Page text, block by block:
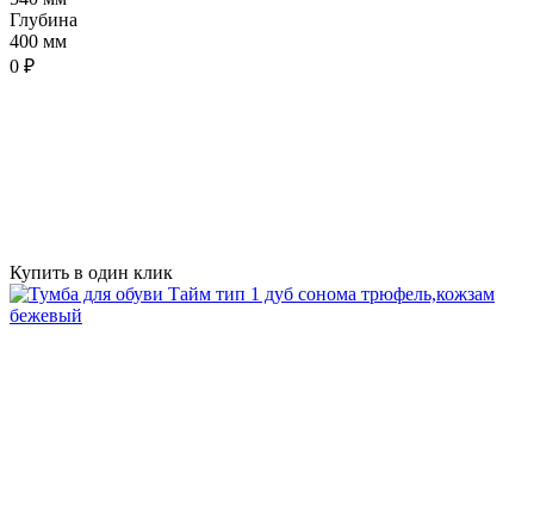
Глубина
400 мм
0 ₽
Купить в один клик